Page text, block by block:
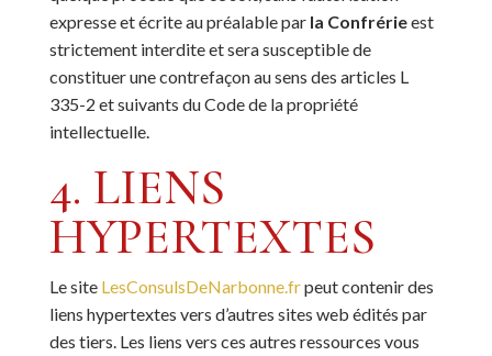
expresse et écrite au préalable par la Confrérieest
strictement interdite et sera susceptible de
constituer une contrefaçon au sens des articles L
335-2 et suivants du Code de la propriété
intellectuelle.
4. LIENS
HYPERTEXTES
Le site LesConsulsDeNarbonne.frpeut contenir des
liens hypertextes vers d’autres sites web édités par
des tiers. Les liens vers ces autres ressources vous